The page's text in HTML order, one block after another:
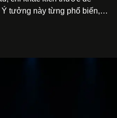
tưởng này từng phổ biến,
hai phiên bản nam nữ
tuyệt đối. Họ để những
nối liền hai thiết kế, dù mỗi